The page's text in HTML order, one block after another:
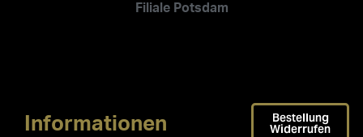
Filiale Potsdam
Informationen Bestellung
Widerrufen